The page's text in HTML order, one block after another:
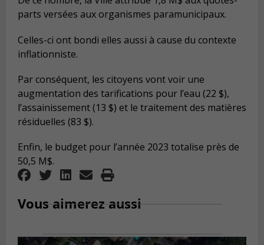
parts versées aux organismes paramunicipaux.
Celles-ci ont bondi elles aussi à cause du contexte
inflationniste.
Par conséquent, les citoyens vont voir une
augmentation des tarifications pour l’eau (22 $),
l’assainissement (13 $) et le traitement des matières
résiduelles (83 $).
Enfin, le budget pour l’année 2023 totalise près de
50,5 M$.
Vous aimerez aussi